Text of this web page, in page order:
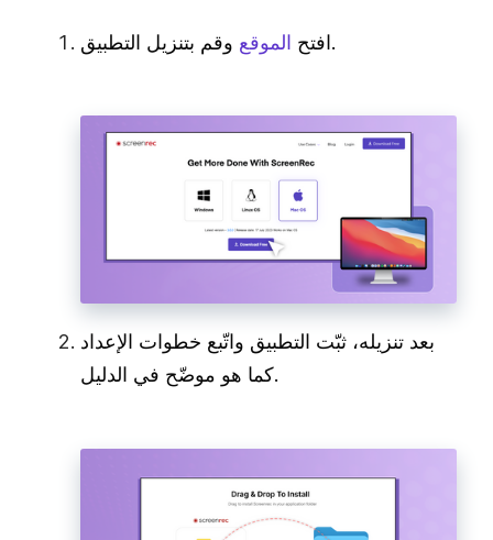
افتح الموقع وقم بتنزيل التطبيق.
بعد تنزيله، ثبّت التطبيق واتّبع خطوات الإعداد
كما هو موضّح في الدليل.